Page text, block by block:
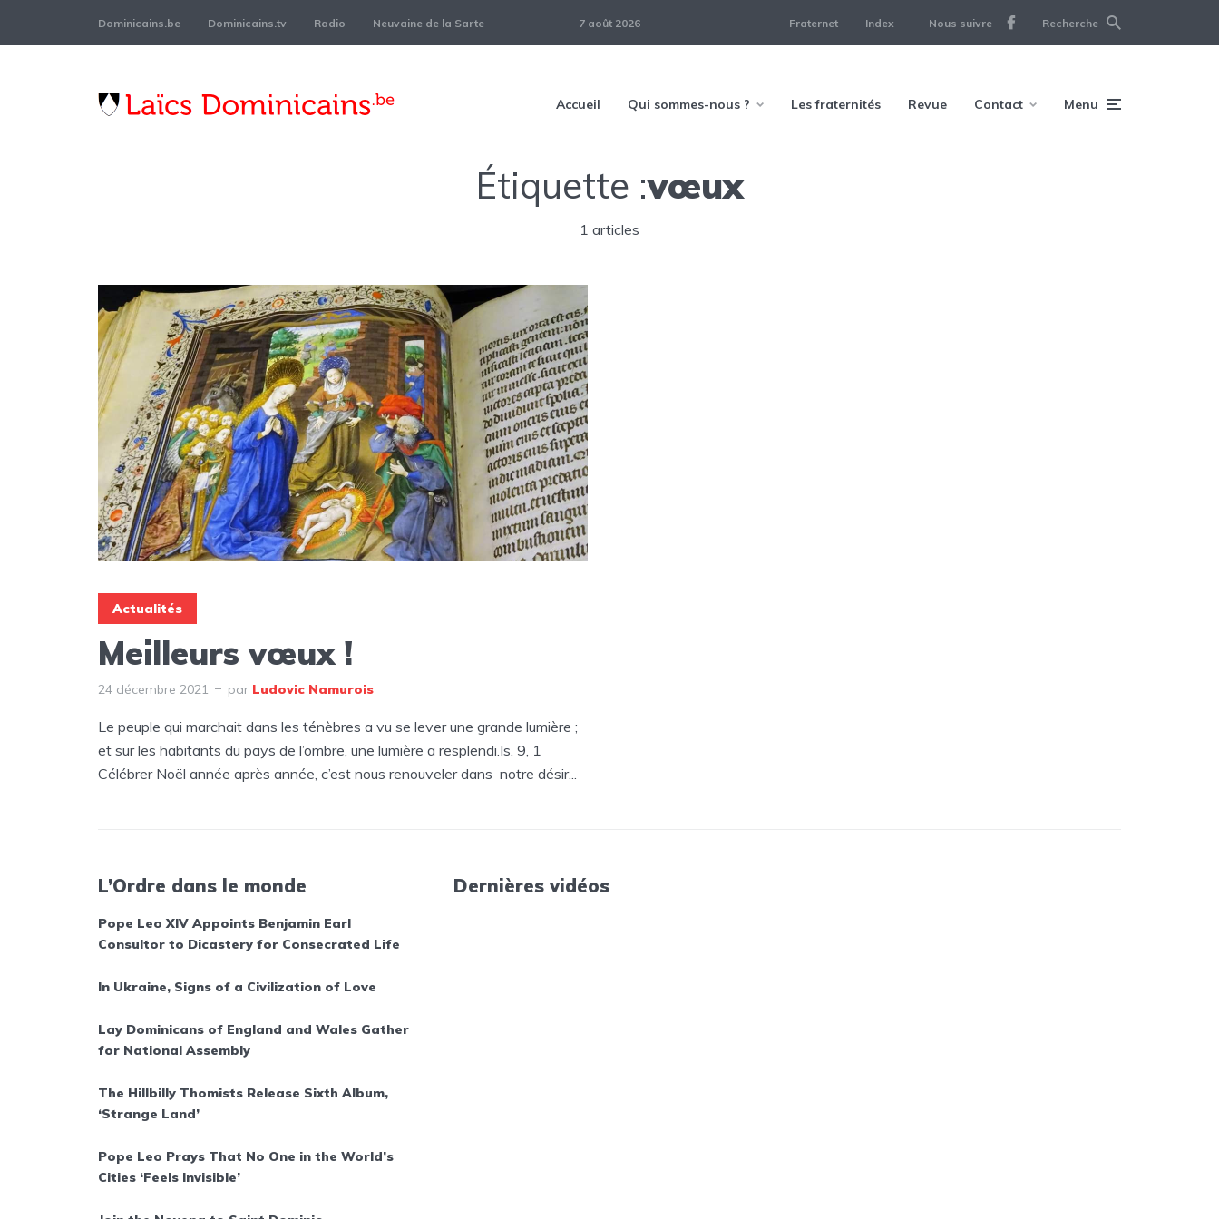
Dominicains.be Dominicains.tv Radio Neuvaine de la Sarte 7 août 2026 Fraternet Index Nous suivre Recherche
Accueil Qui sommes-nous ? Les fraternités Revue Contact Menu
Étiquette :vœux
1 articles
Actualités
Meilleurs vœux !
24 décembre 2021 par Ludovic Namurois
Le peuple qui marchait dans les ténèbres a vu se lever une grande lumière ;
et sur les habitants du pays de l’ombre, une lumière a resplendi.Is. 9, 1
Célébrer Noël année après année, c’est nous renouveler dans notre désir...
L’Ordre dans le monde
Pope Leo XIV Appoints Benjamin Earl
Consultor to Dicastery for Consecrated Life
In Ukraine, Signs of a Civilization of Love
Lay Dominicans of England and Wales Gather
for National Assembly
The Hillbilly Thomists Release Sixth Album,
‘Strange Land’
Pope Leo Prays That No One in the World’s
Cities ‘Feels Invisible’
Dernières vidéos